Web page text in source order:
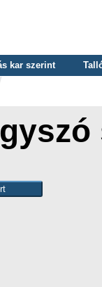
kar szerint
szerint